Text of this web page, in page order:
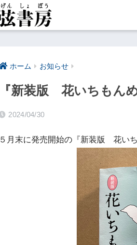
ホーム お知らせ
『新装版 花いちもん
2024/04/30
５月末に発売開始の『新装版 花い